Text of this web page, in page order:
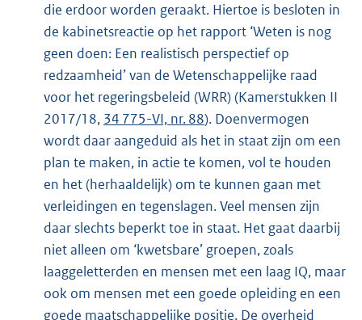
die erdoor worden geraakt. Hiertoe is besloten in
de kabinetsreactie op het rapport ‘Weten is nog
geen doen: Een realistisch perspectief op
redzaamheid’ van de Wetenschappelijke raad
voor het regeringsbeleid (WRR) (Kamerstukken II
2017/18, 34 775-VI, nr. 88). Doenvermogen
wordt daar aangeduid als het in staat zijn om een
plan te maken, in actie te komen, vol te houden
en het (herhaaldelijk) om te kunnen gaan met
verleidingen en tegenslagen. Veel mensen zijn
daar slechts beperkt toe in staat. Het gaat daarbij
niet alleen om ‘kwetsbare’ groepen, zoals
laaggeletterden en mensen met een laag IQ, maar
ook om mensen met een goede opleiding en een
goede maatschappelijke positie. De overheid